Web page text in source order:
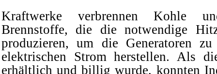
Kraftwerke verbrennen Kohle
Brennstoffe, die die notwendige
produzieren, um die Generatoren
elektrischen Strom herstellen. Als
erhältlich und billig wurde, konnten